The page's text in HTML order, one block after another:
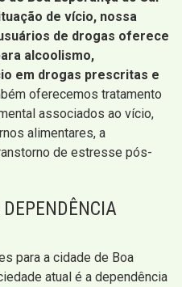
de vício, nossa
de drogas oferece
alcoolismo,
em drogas prescritas e
oferecemos tratamento
associados ao vício,
alimentares, a
de estresse pós-
para a cidade de Boa
atual é a dependência